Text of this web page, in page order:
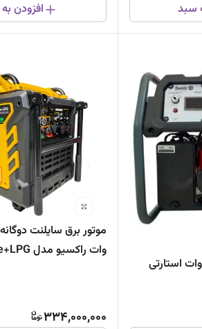
سبد افزودن
3/3کیلو وات استارتی
وات راکسیو مدل RB10500ie+LPG
334,000,000